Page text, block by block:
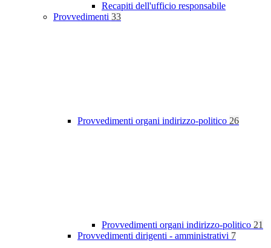
Recapiti dell'ufficio responsabile
Provvedimenti 33
Provvedimenti organi indirizzo-politico 26
Provvedimenti organi indirizzo-politico 21
Provvedimenti dirigenti - amministrativi 7